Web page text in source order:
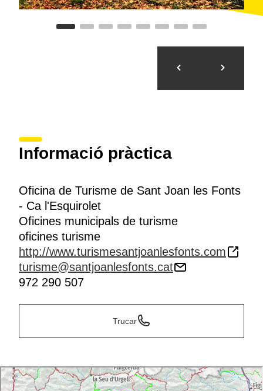
Informació pràctica
Oficina de Turisme de Sant Joan les Fonts
- Ca l'Esquirolet
Oficines municipals de turisme
oficines turisme
http://www.turismesantjoanlesfonts.com
turisme@santjoanlesfonts.cat
972 290 507
Trucar